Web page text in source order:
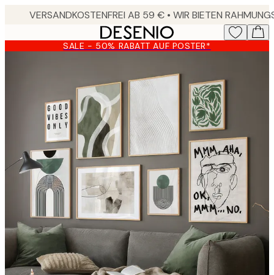
content.
SALE - 50% RABATT AUF POSTER*